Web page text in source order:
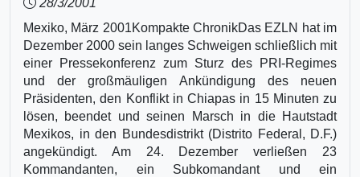
Mexiko, März 2001Kompakte ChronikDas EZLN hat im
Dezember 2000 sein langes Schweigen schließlich mit
einer Pressekonferenz zum Sturz des PRI-Regimes
und der großmäuligen Ankündigung des neuen
Präsidenten, den Konflikt in Chiapas in 15 Minuten zu
lösen, beendet und seinen Marsch in die Hautstadt
Mexikos, in den Bundesdistrikt (Distrito Federal, D.F.)
angekündigt. Am 24. Dezember verließen 23
Kommandanten, ein Subkomandant und ein